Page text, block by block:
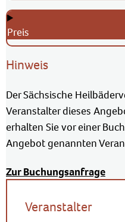
Preis
Hinweis
Der Sächsische
Veranstalter dieses
erhalten Sie vor einer
Angebot genannten
Zur Buchungsanfrage
Veranstalter